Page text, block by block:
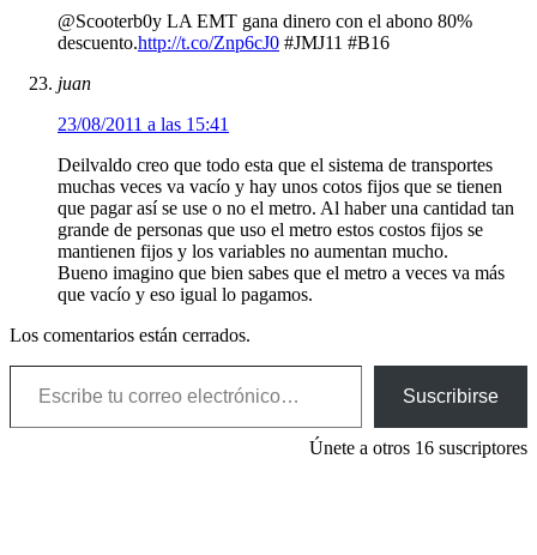
@Scooterb0y LA EMT gana dinero con el abono 80%
descuento.http://t.co/Znp6cJ0 #JMJ11 #B16
juan
23/08/2011 a las 15:41
Deilvaldo creo que todo esta que el sistema de transportes
muchas veces va vacío y hay unos cotos fijos que se tienen
que pagar así se use o no el metro. Al haber una cantidad tan
grande de personas que uso el metro estos costos fijos se
mantienen fijos y los variables no aumentan mucho.
Bueno imagino que bien sabes que el metro a veces va más
que vacío y eso igual lo pagamos.
Los comentarios están cerrados.
Escribe tu correo electrónico…
Suscribirse
Únete a otros 16 suscriptores